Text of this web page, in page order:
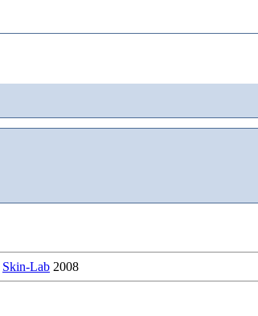
Skin-Lab 2008